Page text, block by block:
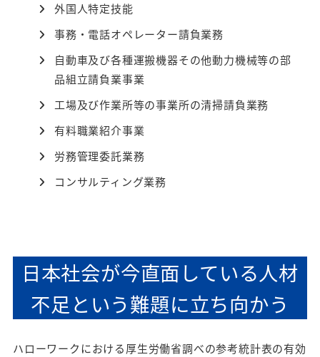
外国人特定技能
事務・電話オペレーター請負業務
自動車及び各種運搬機器その他動力機械等の部
品組立請負業事業
工場及び作業所等の事業所の清掃請負業務
有料職業紹介事業
労務管理委託業務
コンサルティング業務
日本社会が今直面している人材
不足という難題に立ち向かう
ハローワークにおける厚生労働省調べの参考統計表の有効